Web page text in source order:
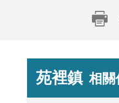
苑裡鎮 相關